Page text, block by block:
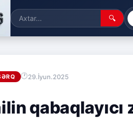
🔍
29.İyun.2025